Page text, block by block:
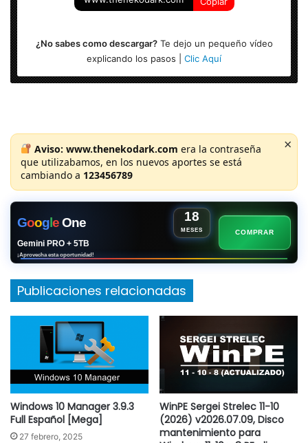
¿No sabes como descargar?Te dejo un pequeño vídeo
explicando los pasos | Clic Aquí
Aviso: www.thenekodark.com era la contraseña
que utilizabamos, en los nuevos aportes se está
cambiando a 123456789
×
GoogeOne 18
MESES
Gemini PRO + 5TB
¡Aprovecha esta oportunidad!
COMPRAR
Publicaciones relacionadas
Windows 10 Manager 3.9.3
Full Español [Mega]
27 febrero, 2025
WinPE Sergei Strelec 11-10
(2026) v2026.07.09, Disco
mantenimiento para